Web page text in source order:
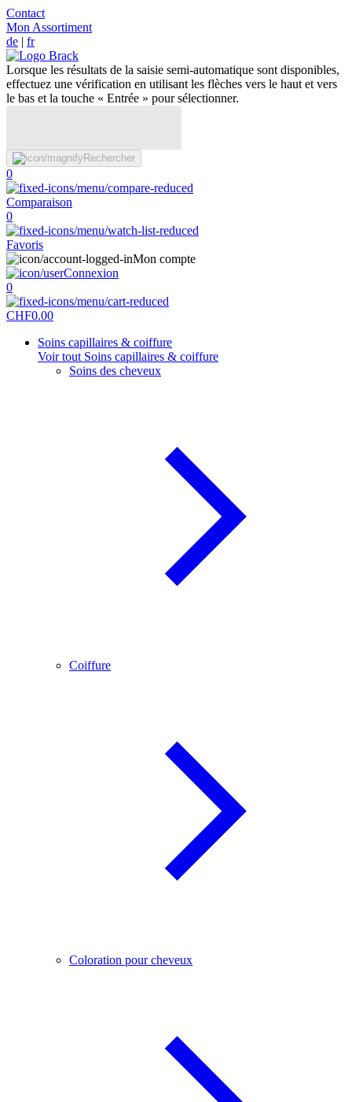
Contact
Mon Assortiment
de | fr
Lorsque les résultats de la saisie semi-automatique sont disponibles,
effectuez une vérification en utilisant les flèches vers le haut et vers
le bas et la touche « Entrée » pour sélectionner.
Rechercher
0
Comparaison
0
Favoris
Mon compte
Connexion
0
CHF0.00
Soins capillaires & coiffure
Voir tout Soins capillaires & coiffure
Soins des cheveux
Coiffure
Coloration pour cheveux